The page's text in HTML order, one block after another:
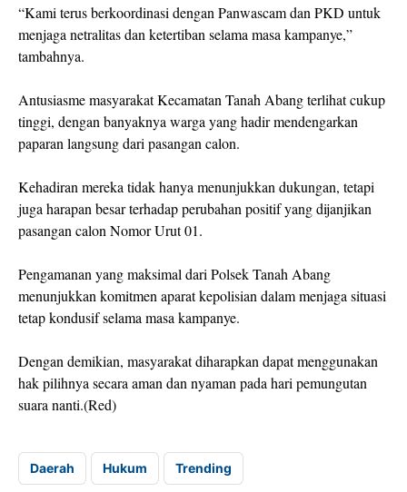
“Kami terus berkoordinasi dengan Panwascam dan PKD untuk
menjaga netralitas dan ketertiban selama masa kampanye,”
tambahnya.
Antusiasme masyarakat Kecamatan Tanah Abang terlihat cukup
tinggi, dengan banyaknya warga yang hadir mendengarkan
paparan langsung dari pasangan calon.
Kehadiran mereka tidak hanya menunjukkan dukungan, tetapi
juga harapan besar terhadap perubahan positif yang dijanjikan
pasangan calon Nomor Urut 01.
Pengamanan yang maksimal dari Polsek Tanah Abang
menunjukkan komitmen aparat kepolisian dalam menjaga situasi
tetap kondusif selama masa kampanye.
Dengan demikian, masyarakat diharapkan dapat menggunakan
hak pilihnya secara aman dan nyaman pada hari pemungutan
suara nanti.(Red)
Daerah Hukum Trending